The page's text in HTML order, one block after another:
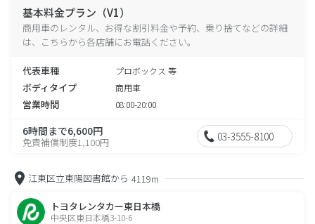
基本料金プラン（V1）
商用車のレンタル、お得な割引料金や予約、乗り捨てなどの詳細
は、こちらから各店舗にお電話ください。
代表車種 プロボックス 等
ボディタイプ 商用車
営業時間 08:00-20:00
6時間まで6,600円
免責補償制度1,100円 03-3555-8100
江東区立東陽図書館から 4119m
トヨタレンタカー東日本橋
中央区東日本橋3-10-6